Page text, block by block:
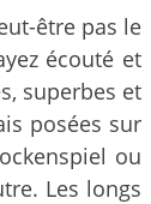
être pas le
écouté et
superbes et
posées sur
ou
Les longs